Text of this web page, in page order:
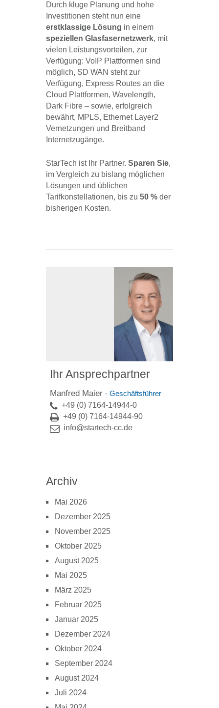
Durch kluge Planung und hohe
Investitionen steht nun eine
erstklassige Lösung in einem
speziellen Glasfasernetzwerk, mit
vielen Leistungsvorteilen, zur
Verfügung: VoIP Plattformen sind
möglich, SD WAN steht zur
Verfügung, Express Routes an die
Cloud Plattformen, Wavelength,
Dark Fibre – sowie, erfolgreich
bewährt, MPLS, Ethernet Layer2
Vernetzungen und Breitband
Internetzugänge.
StarTech ist Ihr Partner. Sparen Sie,
im Vergleich zu bislang möglichen
Lösungen und üblichen
Tarifkonstellationen, bis zu 50 % der
bisherigen Kosten.
Ihr Ansprechpartner
Manfred Maier - Geschäftsführer
+49 (0) 7164-14944-0
+49 (0) 7164-14944-90
info@startech-cc.de
Archiv
Mai 2026
Dezember 2025
November 2025
Oktober 2025
August 2025
Mai 2025
März 2025
Februar 2025
Januar 2025
Dezember 2024
Oktober 2024
September 2024
August 2024
Juli 2024